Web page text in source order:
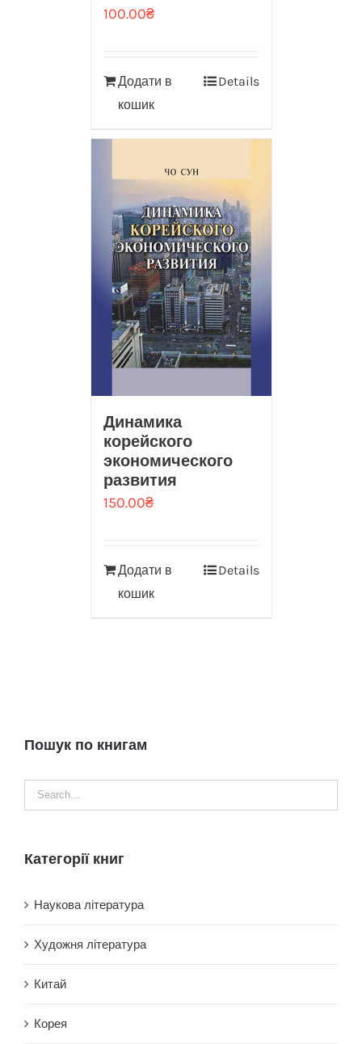
100.00₴
Додати в
кошик
Details
Динамика
корейского
экономического
развития
150.00₴
Додати в
кошик
Details
Пошук по книгам
Категорії книг
Наукова література
Художня література
Китай
Корея